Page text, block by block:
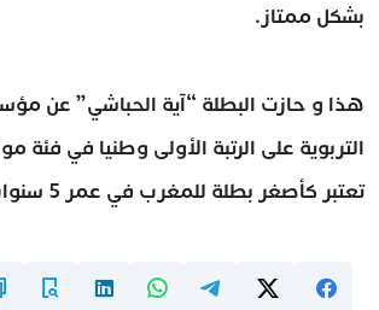
بشكل ممتاز.
هذا و حازت البطلة “آية الحباشي” عن
تعتبر كأصغر بطلة للمغرب في عمر 5 سنوات و نصف.